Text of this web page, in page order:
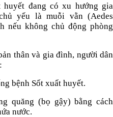
huyết đang có xu hướng gia
yếu là muỗi vằn (Aedes
nếu không chủ động phòng
thân và gia đình, người dân
bệnh Sốt xuất huyết.
quăng (bọ gậy) bằng cách
nước.